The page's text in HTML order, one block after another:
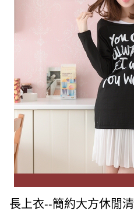
長上衣--簡約大方休閒